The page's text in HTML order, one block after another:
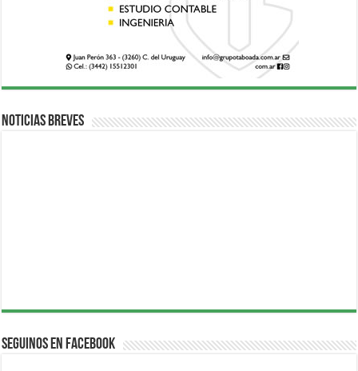
Noticias breves
Seguinos en Facebook